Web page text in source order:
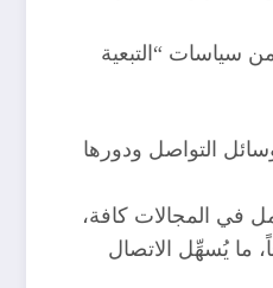
سياسات “التبعية
التواصل ودورها
في المجالات كافة،
ما يُسهِّل الاتصال